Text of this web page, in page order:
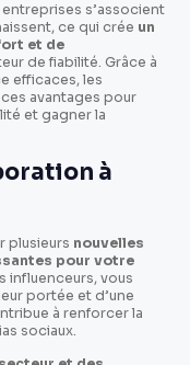
s’associent
ce qui crée un
et de
de fiabilité. Grâce à
efficaces, les
avantages pour
et gagner la
à
plusieurs nouvelles
pour votre
influenceurs, vous
portée et d’une
à renforcer la
sociaux.